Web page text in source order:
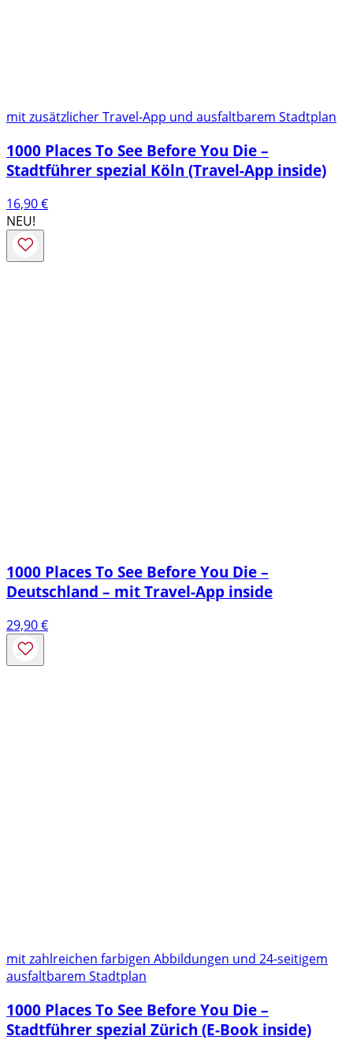
mit zusätzlicher Travel-App und ausfaltbarem Stadtplan
1000 Places To See Before You Die –
Stadtführer spezial Köln (Travel-App inside)
16,90€
NEU!
1000 Places To See Before You Die –
Deutschland – mit Travel-App inside
29,90€
mit zahlreichen farbigen Abbildungen und 24-seitigem
ausfaltbarem Stadtplan
1000 Places To See Before You Die –
Stadtführer spezial Zürich (E-Book inside)